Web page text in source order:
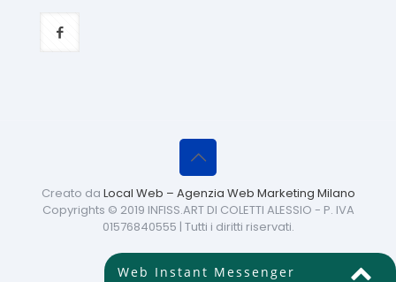
Creato da Local Web – Agenzia Web Marketing Milano
Copyrights © 2019 INFISS.ART DI COLETTI ALESSIO - P. IVA
01576840555 | Tutti i diritti riservati.